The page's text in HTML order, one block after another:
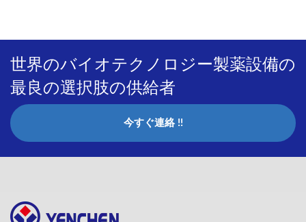
世界のバイオテクノロジー製薬設備の
最良の選択肢の供給者
今すぐ連絡 !!